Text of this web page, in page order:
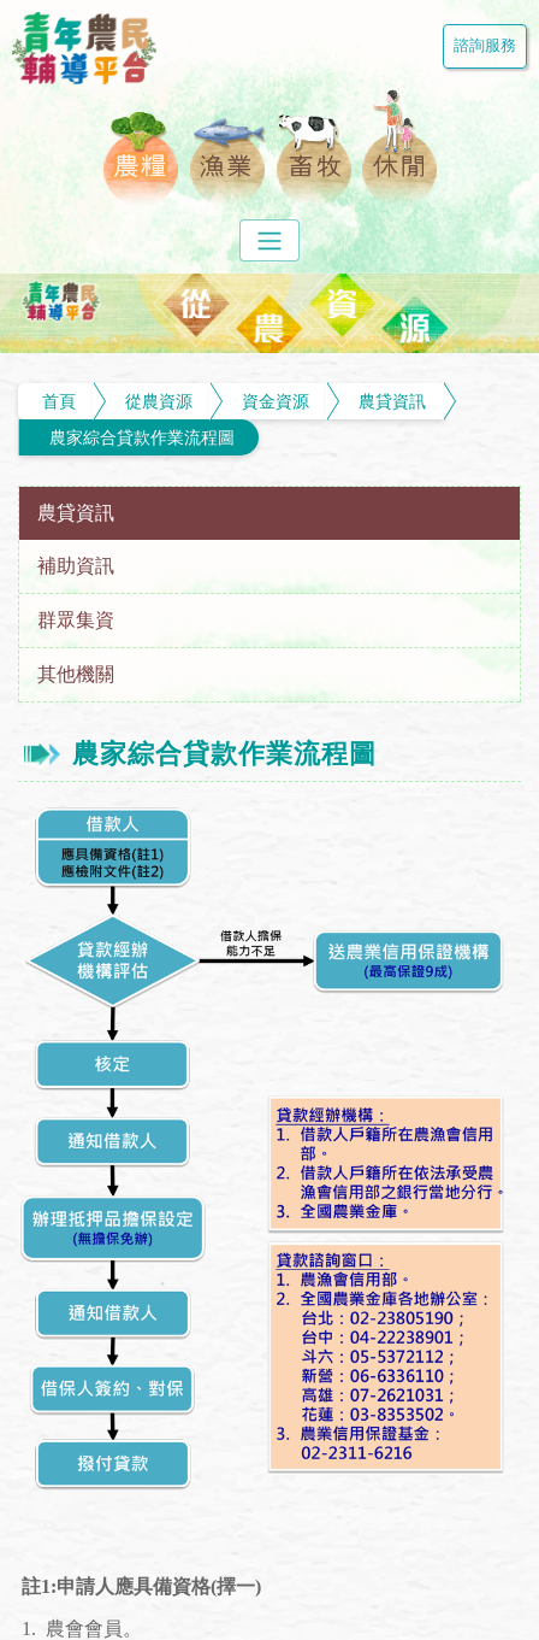
諮詢服務
首頁 從農資源 資金資源
農貸資訊
農家綜合貸款作業流程圖
農貸資訊
補助資訊
群眾集資
其他機關
農家綜合貸款作業流程圖
註1:申請人應具備資格(擇一)
1. 農會會員。